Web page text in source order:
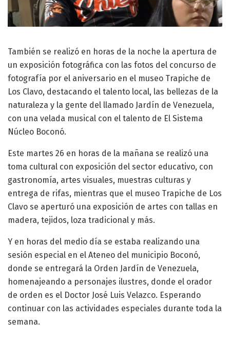
También se realizó en horas de la noche la apertura de
un exposición fotográfica con las fotos del concurso de
fotografía por el aniversario en el museo Trapiche de
Los Clavo, destacando el talento local, las bellezas de la
naturaleza y la gente del llamado Jardín de Venezuela,
con una velada musical con el talento de El Sistema
Núcleo Boconó.
Este martes 26 en horas de la mañana se realizó una
toma cultural con exposición del sector educativo, con
gastronomía, artes visuales, muestras culturas y
entrega de rifas, mientras que el museo Trapiche de Los
Clavo se aperturó una exposición de artes con tallas en
madera, tejidos, loza tradicional y más.
Y en horas del medio día se estaba realizando una
sesión especial en el Ateneo del municipio Boconó,
donde se entregará la Orden Jardín de Venezuela,
homenajeando a personajes ilustres, donde el orador
de orden es el Doctor José Luis Velazco. Esperando
continuar con las actividades especiales durante toda la
semana.